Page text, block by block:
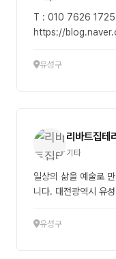
T : 010 7626 1725
https://
유성구
리바트집테
기타
일상의 삶을 예술로
니다. 대전광역시 유
유성구